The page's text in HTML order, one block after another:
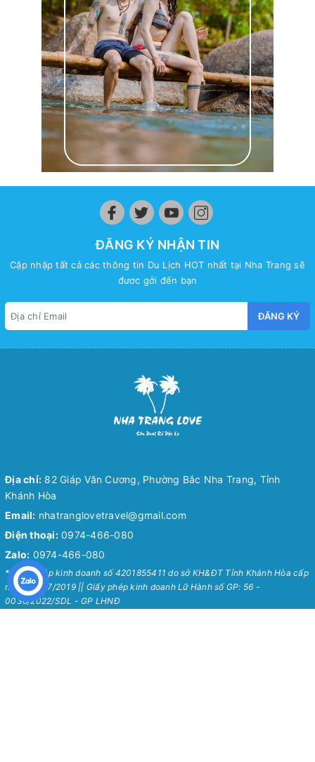
ĐĂNG KÝ NHẬN TIN
Cập nhập tất cả các thông tin Du Lịch HOT nhất tại Nha Trang sẽ
đươc gởi đến bạn
ĐĂNG KÝ
Địa chỉ: 82 Giáp Văn Cương, Phường Bắc Nha Trang, Tỉnh
Khánh Hòa
Email: nhatranglovetravel@gmail.com
Điện thoại: 0974-466-080
Zalo: 0974-466-080
* Giấy phép kinh doanh số 4201855411 do sở KH&ĐT Tỉnh Khánh Hòa cấp
ngày 24/07/2019 || Giấy phép kinh doanh Lữ Hành số GP: 56 -
0036/2022/SDL - GP LHNĐ